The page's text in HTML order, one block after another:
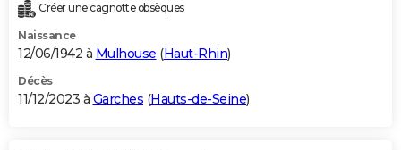
Créer une cagnotte obsèques
Naissance
12/06/1942 à Mulhouse (Haut-Rhin)
Décès
11/12/2023 à Garches (Hauts-de-Seine)